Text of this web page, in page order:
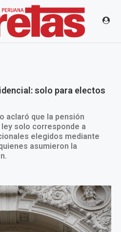
solo para electos
aclaró que la pensión
solo corresponde a
elegidos mediante
asumieron la